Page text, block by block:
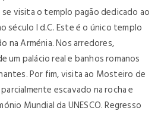
se visita o templo pagão dedicado ao
século I d.C. Este é o único templo
na Arménia. Nos arredores,
um palácio real e banhos romanos
Por fim, visita ao Mosteiro de
escavado na rocha e
Mundial da UNESCO. Regresso